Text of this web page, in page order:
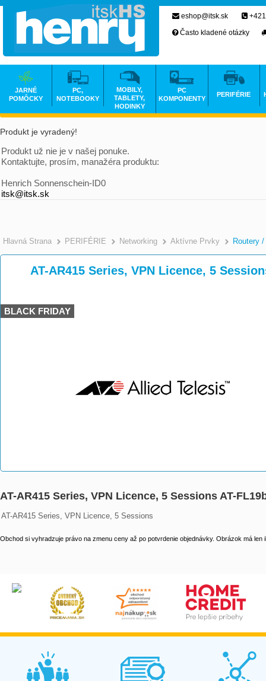
Produkt je vyradený!
Produkt už nie je v našej ponuke.
Kontaktujte, prosím, manažéra produktu:
Henrich Sonnenschein-ID0
itsk@itsk.sk
Hlavná Strana >
PERIFÉRIE >
Networking >
Aktívne Prvky Routery
AT-AR415 Series, VPN Licence, 5
BLACK FRIDAY
AT-AR415 Series, VPN Licence, 5 Sessions AT-
AT-AR415 Series, VPN Licence, 5 Sessions
Obchod si vyhradzuje právo na zmenu ceny až po potvrdenie objednávky. Obrázok má len
eshop@itsk.sk
Často kladené otázky
JARNÉ
POMÔCKY
PC,
NOTEBOOKY
MOBILY,
TABLETY,
HODINKY
PC
KOMPONENTY
PERIFÉRIE